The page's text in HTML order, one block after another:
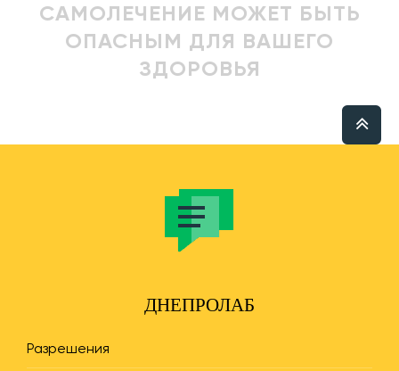
САМОЛЕЧЕНИЕ МОЖЕТ БЫТЬ
ОПАСНЫМ ДЛЯ ВАШЕГО
ЗДОРОВЬЯ
ДНЕПРОЛАБ
Разрешения